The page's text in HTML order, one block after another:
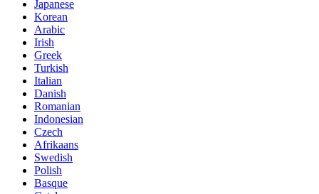
Japanese
Korean
Arabic
Irish
Greek
Turkish
Italian
Danish
Romanian
Indonesian
Czech
Afrikaans
Swedish
Polish
Basque